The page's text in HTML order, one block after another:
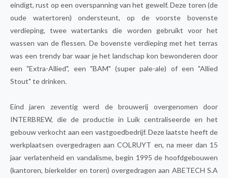
eindigt, rust op een overspanning van het gewelf. Deze toren (de
oude watertoren) ondersteunt, op de voorste bovenste
verdieping, twee watertanks die worden gebruikt voor het
wassen van de flessen. De bovenste verdieping met het terras
was een trendy bar waar je het landschap kon bewonderen door
een "Extra-Allied", een "BAM" (super pale-ale) of een "Allied
Stout" te drinken.
Eind jaren zeventig werd de brouwerij overgenomen door
INTERBREW, die de productie in Luik centraliseerde en het
gebouw verkocht aan een vastgoedbedrijf. Deze laatste heeft de
werkplaatsen overgedragen aan COLRUYT en, na meer dan 15
jaar verlatenheid en vandalisme, begin 1995 de hoofdgebouwen
(kantoren, bierkelder en toren) overgedragen aan ABETECH S.A